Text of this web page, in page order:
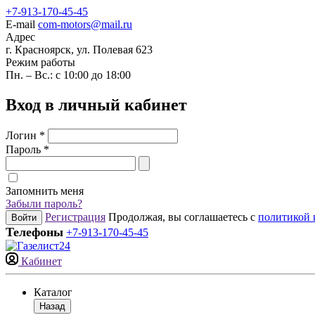
+7-913-170-45-45
E-mail com-motors@mail.ru
Адрес
г. Красноярск, ул. Полевая 623
Режим работы
Пн. – Вс.: с 10:00 до 18:00
Вход в личный кабинет
Логин *
Пароль *
Запомнить меня
Забыли пароль?
Войти Регистрация Продолжая, вы соглашаетесь с политикой
Телефоны +7-913-170-45-45
Кабинет
Каталог
Назад